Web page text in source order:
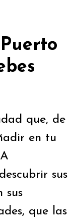
que, de
en tu
sus
sus
que las